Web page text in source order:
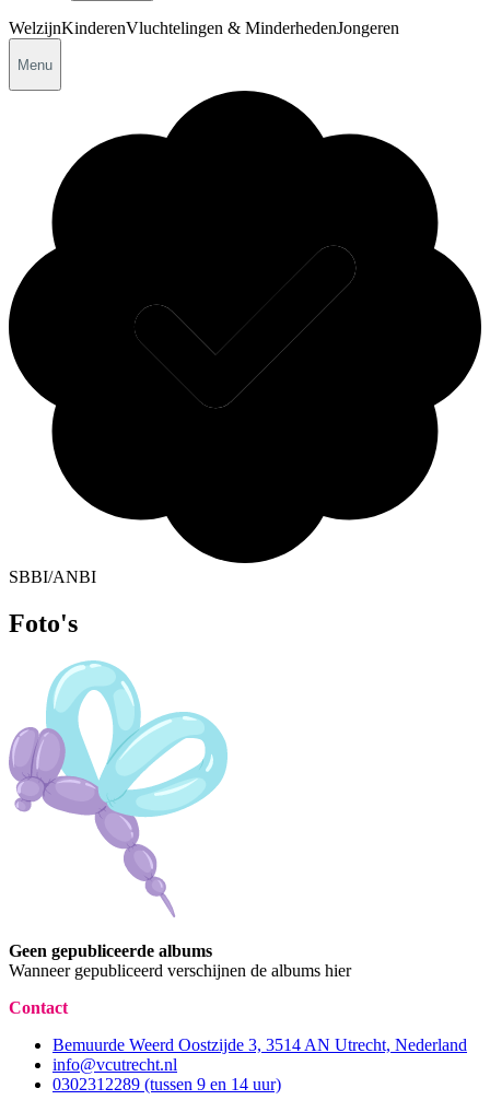
WelzijnKinderenVluchtelingen & MinderhedenJongeren
Menu
SBBI/ANBI
Foto's
Geen gepubliceerde albums
Wanneer gepubliceerd verschijnen de albums hier
Contact
Bemuurde Weerd Oostzijde 3, 3514 AN Utrecht, Nederland
info@vcutrecht.nl
0302312289 (tussen 9 en 14 uur)